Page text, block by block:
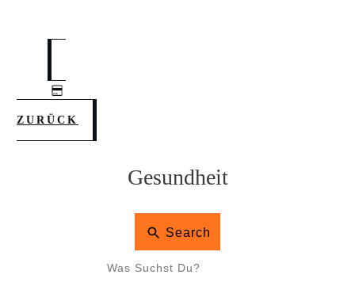
ZURÜCK
Gesundheit
Search